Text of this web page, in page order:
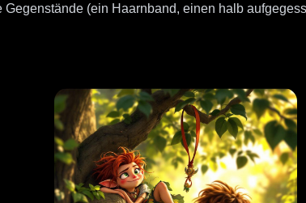
(ein Haarnband, einen halb